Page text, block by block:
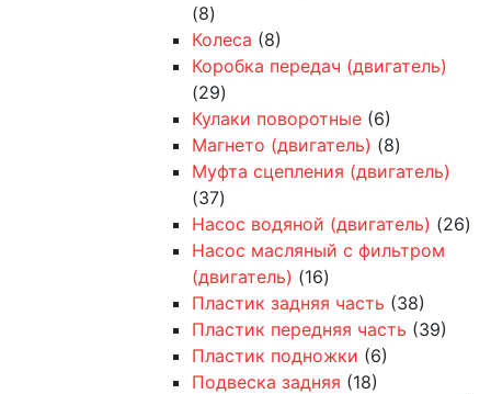
(8)
Колеса (8)
Коробка передач (двигатель)
(29)
Кулаки поворотные (6)
Магнето (двигатель) (8)
Муфта сцепления (двигатель)
(37)
Насос водяной (двигатель) (26)
Насос масляный с фильтром
(двигатель) (16)
Пластик задняя часть (38)
Пластик передняя часть (39)
Пластик подножки (6)
Подвеска задняя (18)